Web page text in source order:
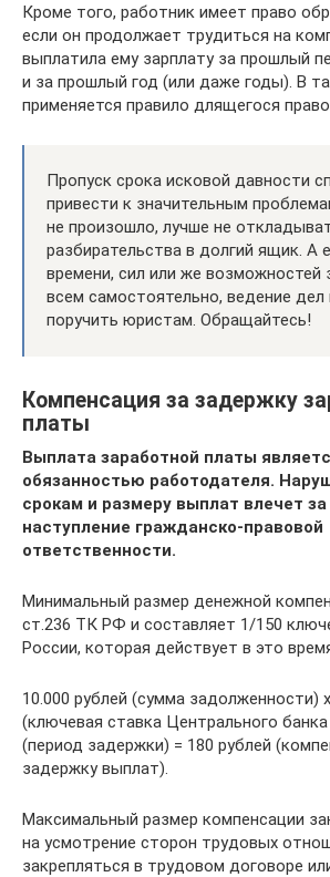
Кроме того, работник имеет право
если он продолжает трудиться на
выплатила ему зарплату за прошлый
и за прошлый год (или даже годы). В
применяется правило длящегося
Пропуск срока исковой давности
привести к значительным
не произошло, лучше не
разбирательства в долгий ящик. А
времени, сил или же возможностей
всем самостоятельно, ведение
поручить юристам. Обращайтесь!
Компенсация за задержку
платы
Выплата заработной платы
обязанностью работодателя.
срокам и размеру выплат влечет за
наступление гражданско-правовой
ответственности.
Минимальный размер денежной
ст.236 ТК РФ и составляет 1/150
России, которая действует в это
10.000 рублей (сумма задолженности)
(ключевая ставка Центрального
(период задержки) = 180 рублей
задержку выплат).
Максимальный размер компенсации
на усмотрение сторон трудовых
закрепляться в трудовом договоре